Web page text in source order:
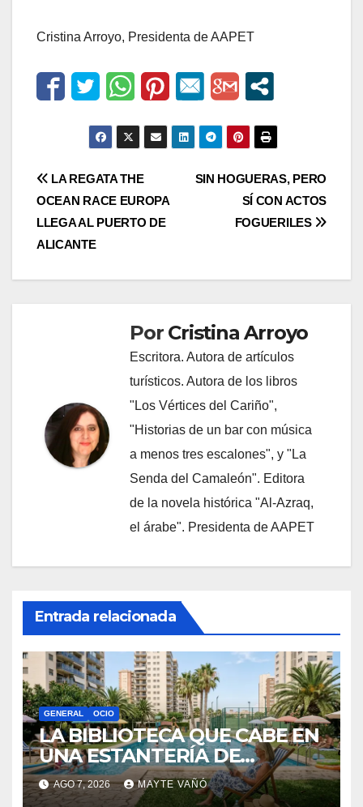
Cristina Arroyo, Presidenta de AAPET
Navegación
de
entradas
SIN HOGUERAS, PERO
SÍ CON ACTOS
FOGUERILES
LA REGATA THE
OCEAN RACE EUROPA
LLEGA AL PUERTO DE
ALICANTE
Por Cristina Arroyo
Escritora. Autora de artículos
turísticos. Autora de los libros
"Los Vértices del Cariño",
"Historias de un bar con música
a menos tres escalones", y "La
Senda del Camaleón". Editora
de la novela histórica "Al-Azraq,
el árabe". Presidenta de AAPET
Entrada relacionada
GENERAL OCIO
LA BIBLIOTECA QUE CABE EN
UNA ESTANTERÍA DE
WALLAPOP
AGO 7, 2026 MAYTE VAÑÓ